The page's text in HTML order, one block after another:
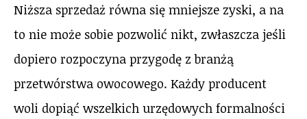
Niższa sprzedaż równa się mniejsze zyski, a na
to nie może sobie pozwolić nikt, zwłaszcza jeśli
dopiero rozpoczyna przygodę z branżą
przetwórstwa owocowego. Każdy producent
woli dopiąć wszelkich urzędowych formalności